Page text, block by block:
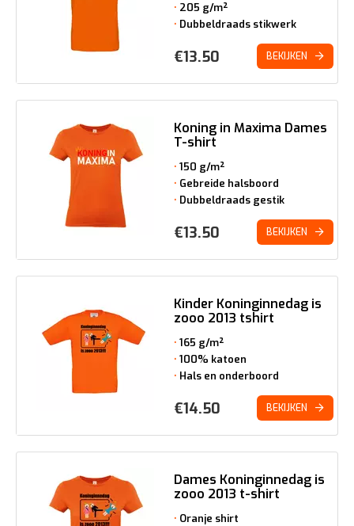
205 g/m²
Dubbeldraads stikwerk
€13.50 BEKIJKEN
Koning in Maxima Dames
T-shirt
150 g/m²
Gebreide halsboord
Dubbeldraads gestik
€13.50 BEKIJKEN
Kinder Koninginnedag is
zooo 2013 tshirt
165 g/m²
100% katoen
Hals en onderboord
€14.50 BEKIJKEN
Dames Koninginnedag is
zooo 2013 t-shirt
Oranje shirt